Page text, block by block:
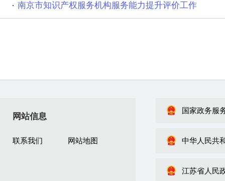
南京市知识产权服务机构服务能力提升评价工作
网站信息
联系我们 网站地图
国家政务服
中华人民共
江苏省人民